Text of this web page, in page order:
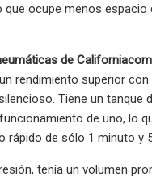
que ocupe menos espacio
de California
rendimiento superior
Tiene un tanque
de uno, lo
rápido de sólo 1 minuto y
tenía un volumen